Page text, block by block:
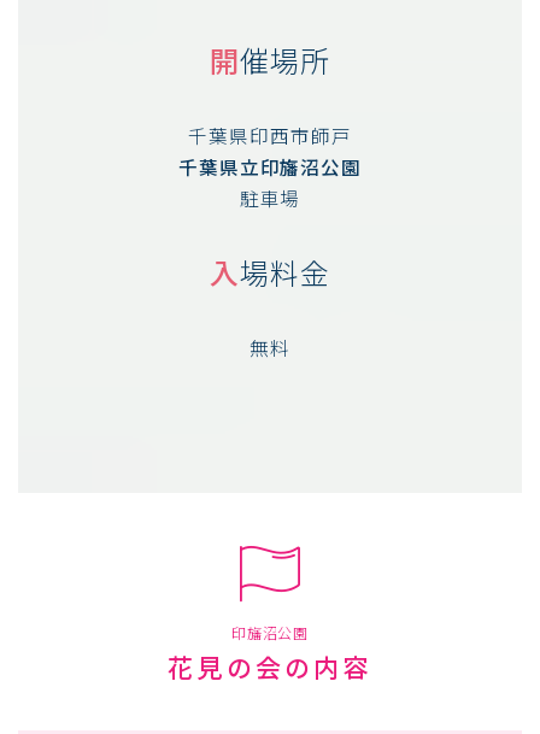
開催場所
千葉県印西市師戸
千葉県立印旛沼公園
駐車場
入場料金
無料
印旛沼公園
花見の会の内容